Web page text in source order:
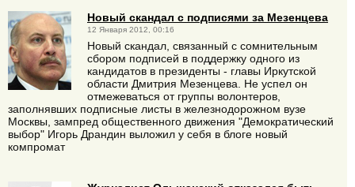
Новый скандал с подписями за Мезенцева
12 Января 2012, 00:16
Новый скандал, связанный с сомнительным
сбором подписей в поддержку одного из
кандидатов в президенты - главы Иркутской
области Дмитрия Мезенцева. Не успел он
отмежеваться от группы волонтеров,
заполнявших подписные листы в железнодорожном вузе
Москвы, зампред общественного движения "Демократический
выбор" Игорь Драндин выложил у себя в блоге новый
компромат